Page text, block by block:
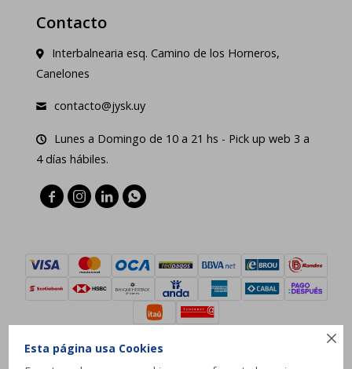

Esta página usa Cookies
Contacto
Interbalnearia esq. Camino de los Horneros,
Canelones
contacto@jysk.uy
Lunes a Domingo de 10 a 21 hs - Pick up web 3 a
4 días hábiles.
   